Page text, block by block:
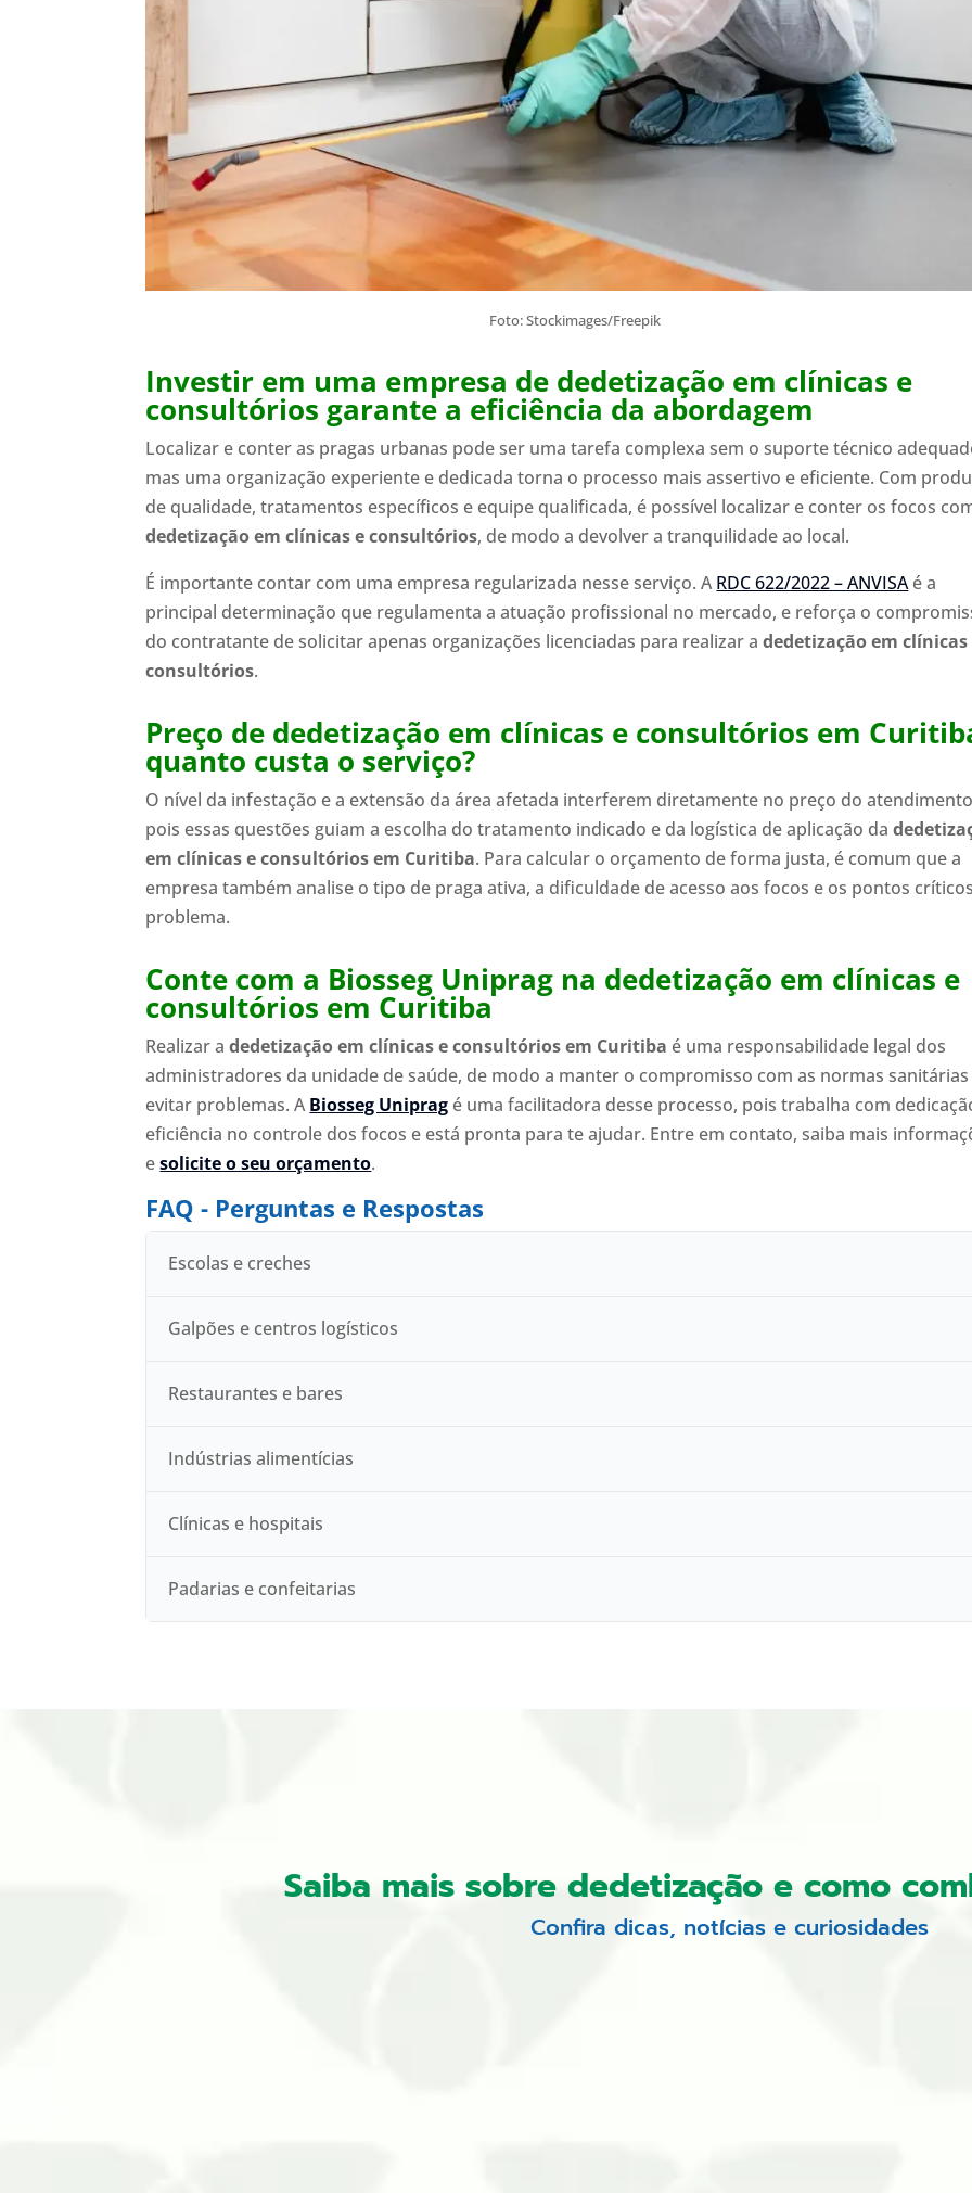
Foto: Stockimages/Freepik
Investir em uma empresa de dedetização em clínicas e
consultórios garante a eficiência da abordagem
Localizar e conter as pragas urbanas pode ser uma tarefa complexa sem o suporte técnico
mas uma organização experiente e dedicada torna o processo mais assertivo e eficiente. Com
de qualidade, tratamentos específicos e equipe qualificada, é possível localizar e conter os focos
dedetização em clínicas e consultórios, de modo a devolver a tranquilidade ao local.
É importante contar com uma empresa regularizada nesse serviço. A RDC 622/2022 – ANVISAé a
principal determinação que regulamenta a atuação profissional no mercado, e reforça o
do contratante de solicitar apenas organizações licenciadas para realizar adedetização em clínicas
consultórios.
Preço de dedetização em clínicas e consultórios em
quanto custa o serviço?
O nível da infestação e a extensão da área afetada interferem diretamente no preço do
pois essas questões guiam a escolha do tratamento indicado e da logística de aplicação da
em clínicas e consultórios em Curitiba. Para calcular o orçamento de forma justa, é comum que a
empresa também analise o tipo de praga ativa, a dificuldade de acesso aos focos e os pontos
problema.
Conte com a Biosseg Uniprag na dedetização em clínicas e
consultórios em Curitiba
Realizar adedetização em clínicas e consultórios em Curitiba é uma responsabilidade legal dos
administradores da unidade de saúde, de modo a manter o compromisso com as normas sanitárias
evitar problemas. ABiosseg Uniprag é uma facilitadora desse processo, pois trabalha com
eficiência no controle dos focos e está pronta para te ajudar. Entre em contato, saiba mais
esolicite o seu orçamento.
FAQ - Perguntas e Respostas
Escolas e creches
Galpões e centros logísticos
Restaurantes e bares
Indústrias alimentícias
Clínicas e hospitais
Padarias e confeitarias
Saiba mais sobre dedetização e como
Confira dicas, notícias e curiosidades